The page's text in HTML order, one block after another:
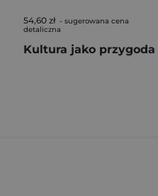
54,60 zł - sugerowana cena
detaliczna
Kultura jako przygoda